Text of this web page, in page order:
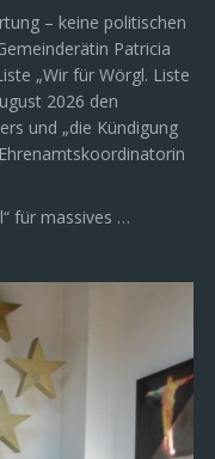
– keine politischen
Patricia
„Wir für Wörgl. Liste
2026 den
und „die Kündigung
für massives …